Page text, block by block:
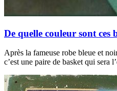
De quelle couleur sont ces
Après la fameuse robe bleue et
c’est une paire de basket qui sera